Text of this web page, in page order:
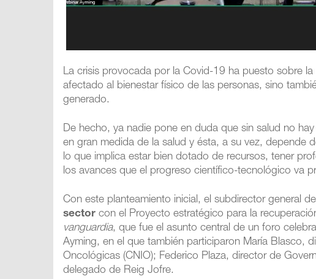
La crisis provocada por la Covid-19 ha puesto sobre la
afectado al bienestar físico de las personas, sino
generado.
De hecho, ya nadie pone en duda que sin salud no
en gran medida de la salud y ésta, a su vez, depende
lo que implica estar bien dotado de recursos, tener
los avances que el progreso científico-tecnológico va
Con este planteamiento inicial, el subdirector general
sector con el Proyecto estratégico para la
vanguardia, que fue el asunto central de un foro
Ayming, en el que también participaron María Blasco,
Oncológicas (CNIO); Federico Plaza, director de
delegado de Reig Jofre.